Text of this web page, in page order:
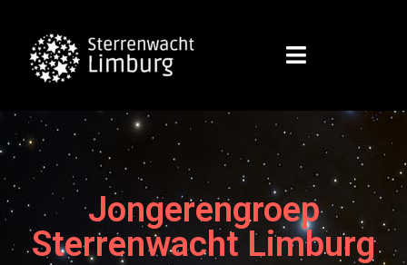
Jongerengroep
Sterrenwacht Limburg